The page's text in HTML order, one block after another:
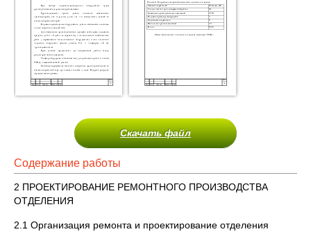
Скачать файл
Содержание работы
2 ПРОЕКТИРОВАНИЕ РЕМОНТНОГО ПРОИЗВОДСТВА
ОТДЕЛЕНИЯ
2.1 Организация ремонта и проектирование отделения